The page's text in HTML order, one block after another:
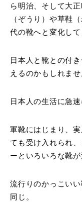
ら明治、そして大
（ぞうり）や草鞋
代の靴へと変化して
日本人と靴との付
えるのかもしれませ
日本人の生活に急
軍靴にはじまり、
ても受け入れられ
ーといろいろな靴
流行りのかっこい
同じ。